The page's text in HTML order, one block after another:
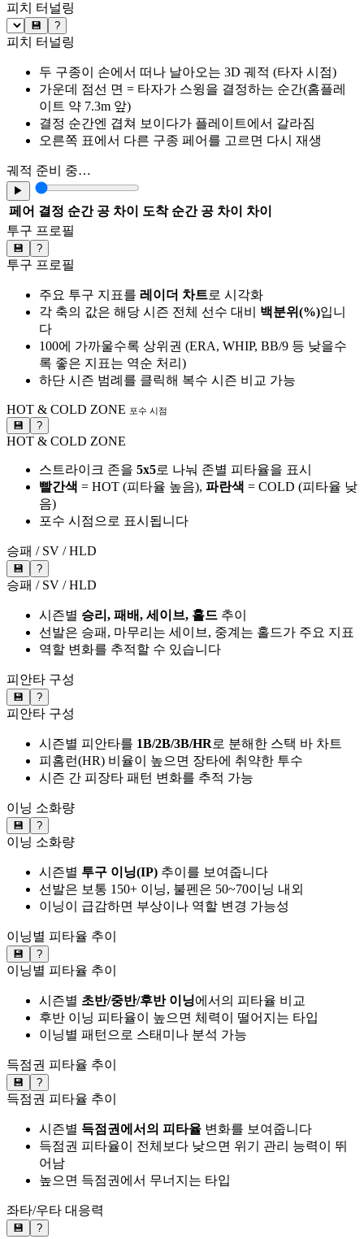
피치 터널링
💾 ?
피치 터널링
두 구종이 손에서 떠나 날아오는 3D 궤적 (타자 시점)
가운데 점선 면 = 타자가 스윙을 결정하는 순간(홈플레
이트 약 7.3m 앞)
결정 순간엔 겹쳐 보이다가 플레이트에서 갈라짐
오른쪽 표에서 다른 구종 페어를 고르면 다시 재생
궤적 준비 중…
▶
페어 결정 순간 공 차이 도착 순간 공 차이
차이
투구 프로필
💾 ?
투구 프로필
주요 투구 지표를 레이더 차트로 시각화
각 축의 값은 해당 시즌 전체 선수 대비 백분위(%)입니
다
100에 가까울수록 상위권 (ERA, WHIP, BB/9 등 낮을수
록 좋은 지표는 역순 처리)
하단 시즌 범례를 클릭해 복수 시즌 비교 가능
HOT & COLD ZONE 포수 시점
💾 ?
HOT & COLD ZONE
스트라이크 존을 5x5로 나눠 존별 피타율을 표시
빨간색 = HOT (피타율 높음), 파란색 = COLD (피타율 낮
음)
포수 시점으로 표시됩니다
승패 / SV / HLD
💾 ?
승패 / SV / HLD
시즌별 승리, 패배, 세이브, 홀드 추이
선발은 승패, 마무리는 세이브, 중계는 홀드가 주요 지표
역할 변화를 추적할 수 있습니다
피안타 구성
💾 ?
피안타 구성
시즌별 피안타를 1B/2B/3B/HR로 분해한 스택 바 차트
피홈런(HR) 비율이 높으면 장타에 취약한 투수
시즌 간 피장타 패턴 변화를 추적 가능
이닝 소화량
💾 ?
이닝 소화량
시즌별 투구 이닝(IP) 추이를 보여줍니다
선발은 보통 150+ 이닝, 불펜은 50~70이닝 내외
이닝이 급감하면 부상이나 역할 변경 가능성
이닝별 피타율 추이
💾 ?
이닝별 피타율 추이
시즌별 초반/중반/후반 이닝에서의 피타율 비교
후반 이닝 피타율이 높으면 체력이 떨어지는 타입
이닝별 패턴으로 스태미나 분석 가능
득점권 피타율 추이
💾 ?
득점권 피타율 추이
시즌별 득점권에서의 피타율 변화를 보여줍니다
득점권 피타율이 전체보다 낮으면 위기 관리 능력이 뛰
어남
높으면 득점권에서 무너지는 타입
좌타/우타 대응력
💾 ?